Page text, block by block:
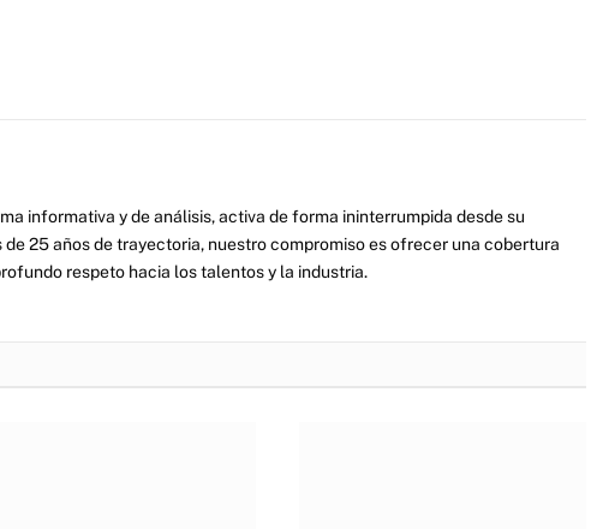
informativa y de análisis, activa de forma ininterrumpida desde su
25 años de trayectoria, nuestro compromiso es ofrecer una cobertura
respeto hacia los talentos y la industria.